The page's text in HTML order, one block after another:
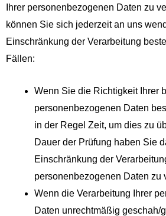
Ihrer personenbezogenen Daten zu
können Sie sich jederzeit an uns
Einschränkung der Verarbeitung
Fällen:
Wenn Sie die Richtigkeit Ihrer
personenbezogenen Daten
in der Regel Zeit, um dies zu
Dauer der Prüfung haben Sie
Einschränkung der
personenbezogenen Daten zu
Wenn die Verarbeitung Ihrer
Daten unrechtmäßig geschah/